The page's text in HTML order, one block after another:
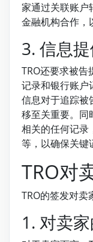
家通过关联账户
金融机构合作，
3. 信息
TRO还要求被告
记录和银行账户
信息对于追踪被
移至关重要。同
相关的任何记录
等，以确保关键
TRO对
TRO的签发对卖
1. 对卖